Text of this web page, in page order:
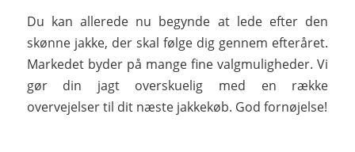
Du kan allerede nu begynde at lede efter den
skønne jakke, der skal følge dig gennem efteråret.
Markedet byder på mange fine valgmuligheder. Vi
gør din jagt overskuelig med en række
overvejelser til dit næste jakkekøb. God fornøjelse!